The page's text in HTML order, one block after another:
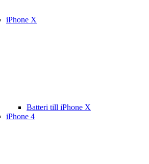
iPhone X
Batteri till iPhone X
iPhone 4